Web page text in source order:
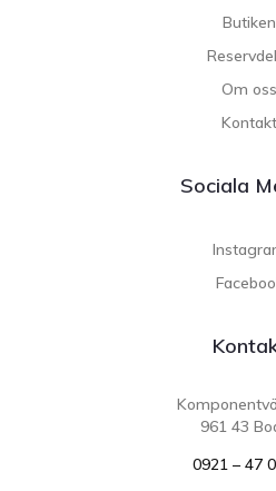
Butiken
Om oss
Kontakt
Sociala
961 43
0921 – 47